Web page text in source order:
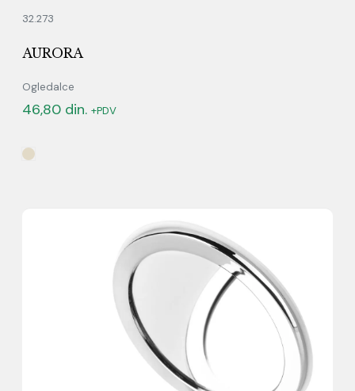
32.273
AURORA
Ogledalce
46,80 din. +PDV